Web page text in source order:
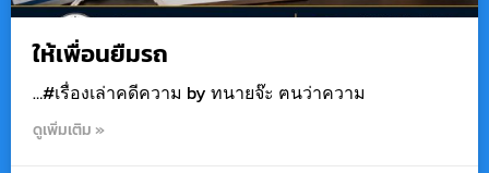
ให้เพื่อนยืมรถ
…#เรื่องเล่าคดีความ by ทนายจ๊ะ ฅนว่าความ
ดูเพิ่มเติม »